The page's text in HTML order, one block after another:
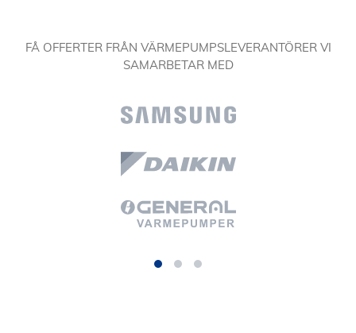
FÅ OFFERTER FRÅN VÄRMEPUMPSLEVERANTÖRER VI
SAMARBETAR MED